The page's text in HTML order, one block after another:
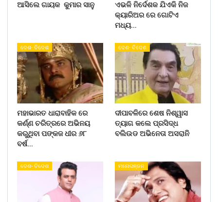
ଆସିଲେ ଗାୟକ କୁମାର ସାନୁ
ଏଭଳି ନିର୍ଦେଶକ ଯିଏକି ନିଜ
କ୍ୟାରିଅର ରେ ଗୋଟିଏ
ମଧ୍ୟ…
ଦେଶ- ବିଦେଶ
ମହାଭାରତ ଧାରାବାହିକ ରେ
କର୍ଣ୍ଣ ଚରିତ୍ରରେ ଅଭିନୟ
କରୁଥିବା ପଙ୍କଜ ଧୀର ୬୮
ବର୍ଷ…
ଦେଶ- ବିଦେଶ
ଦୀପାବଳିରେ ଶେଷ ନିଶ୍ୱାସ
ତ୍ୟାଗ କଲେ ପ୍ରସିଦ୍ଧ
ବଲିଉଡ ଅଭିନେତା ଅସରାନି
ଦେଶ- ବିଦେଶ ମନୋରଞ୍ଜନ